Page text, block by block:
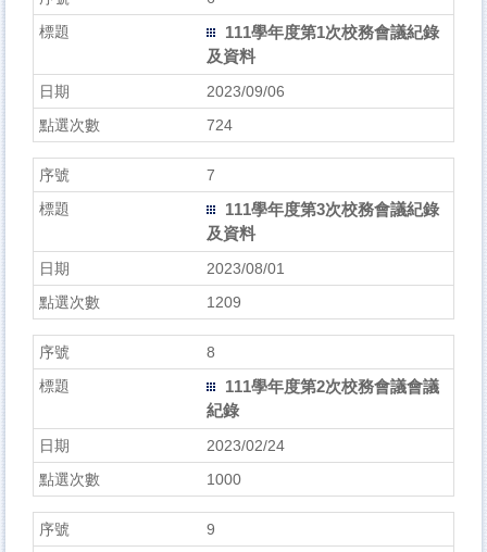
111學年度第1次校務會議紀錄
及資料
2023/09/06
724
7
111學年度第3次校務會議紀錄
及資料
2023/08/01
1209
8
111學年度第2次校務會議會議
紀錄
2023/02/24
1000
9